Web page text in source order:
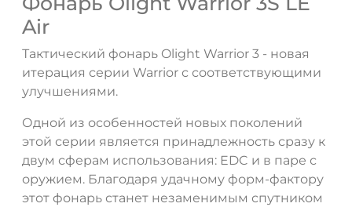
Air
Тактический фонарь Olight Warrior 3 - новая
итерация серии Warrior с соответствующими
улучшениями.
Одной из особенностей новых поколений
этой серии является принадлежность сразу к
двум сферам использования: EDC и в паре с
оружием. Благодаря удачному форм-фактору
этот фонарь станет незаменимым спутником